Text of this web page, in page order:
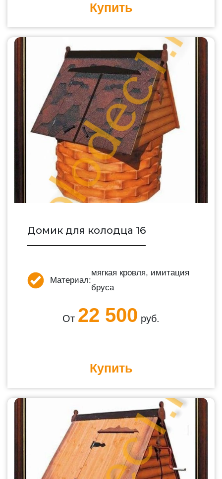
Купить
Домик для колодца 16
Материал:
мягкая кровля, имитация
бруса
От 22 500 руб.
Купить